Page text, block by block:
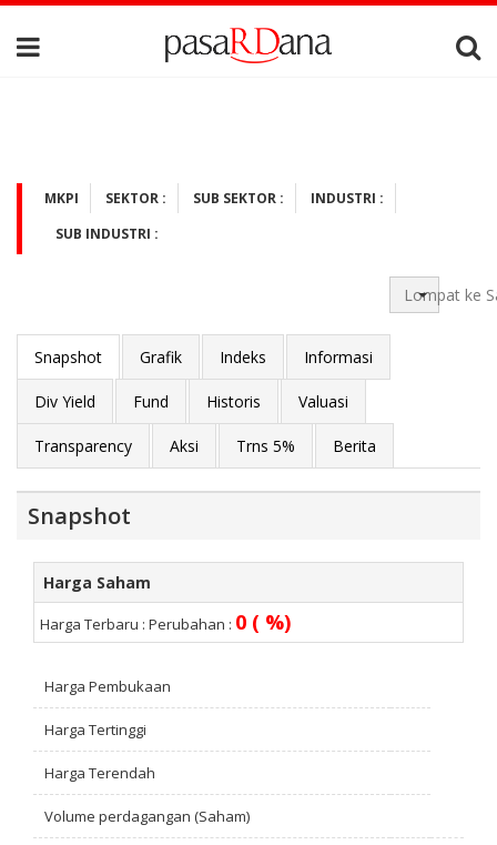
MKPI SEKTOR : SUB SEKTOR :
INDUSTRI :
SUB INDUSTRI :
Lompat ke
Snapshot Grafik Indeks Informasi
Div Yield Fund Historis Valuasi
Transparency Aksi Trns 5% Berita
Snapshot
Harga Saham
Harga Terbaru : Perubahan : 0 ( %)
Harga Pembukaan
Harga Tertinggi
Harga Terendah
Volume perdagangan (Saham)